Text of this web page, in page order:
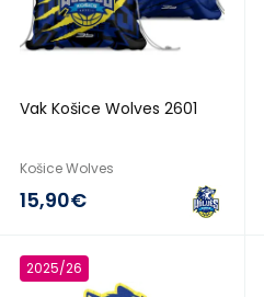
Vak Košice Wolves 2601
Košice Wolves
15,90€
2025/26